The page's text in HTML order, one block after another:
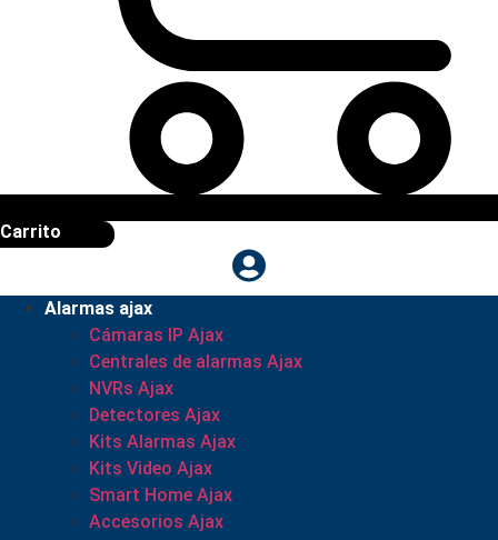
Carrito
Alarmas ajax
Cámaras IP Ajax
Centrales de alarmas Ajax
NVRs Ajax
Detectores Ajax
Kits Alarmas Ajax
Kits Video Ajax
Smart Home Ajax
Accesorios Ajax